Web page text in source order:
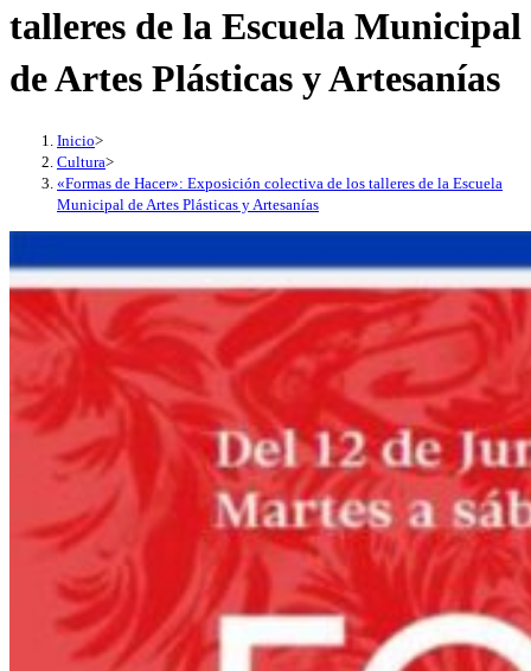
talleres de la Escuela Municipal
de Artes Plásticas y Artesanías
Inicio>
Cultura>
«Formas de Hacer»: Exposición colectiva de los talleres de la Escuela
Municipal de Artes Plásticas y Artesanías